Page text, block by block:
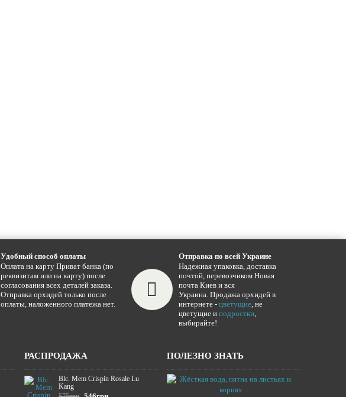
Удобный способ оплаты
Оплата на карту Приват банка (по
реквизитам или на карту) после
согласования всех деталей заказа.
Отправка орхидей только после
оплаты, наложенного платежа нет.
Отправка по всей Украине
Надежная упаковка, доставка
почтой, перевозчиком Новая
почта Киев и вся
Украина. Продажа орхидей в
интернете - цветущие, не
цветущие и подростки,
выбирайте!
РАСПРОДАЖА
Blc. Mem Crispin Rosale Lu
Kang
ПОЛЕЗНО ЗНАТЬ